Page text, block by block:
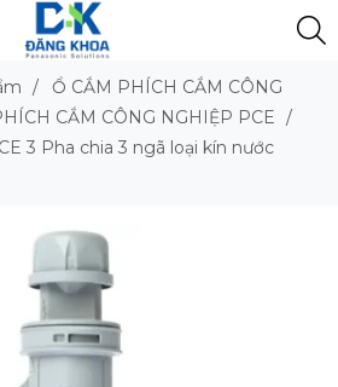
/
Ổ CẮM PHÍCH CẮM CÔNG
CẮM CÔNG NGHIỆP PCE /
3 Pha chia 3 ngã loại kín nước